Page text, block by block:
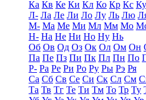
Ка Кв Ке Ки Кл Ко Кр Кс Ку
Л- Ла Ле Ли Ло Лу Ль Лю
М- Ма Ме Ми Мл Мм Мо
Н- На Не Ни Но Ну Нь
Об Ов Од Оз Ок Ол Ом Он
Па Пе Пз Пи Пк Пл Пн По
Р- Ра Ре Ри Ро Ру Ры Рэ Ря
Са Сб Св Се Си Ск Сл См
Та Тв Тг Те Ти Тм То Тр Ту